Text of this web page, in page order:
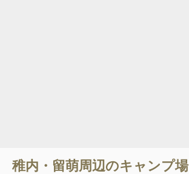
稚内・留萌周辺のキャンプ場